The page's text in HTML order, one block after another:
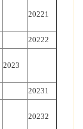
20221
20222
2023
20231
20232